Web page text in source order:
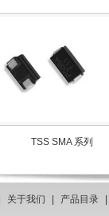
TSS SMA 系列
关于我们 产品目录